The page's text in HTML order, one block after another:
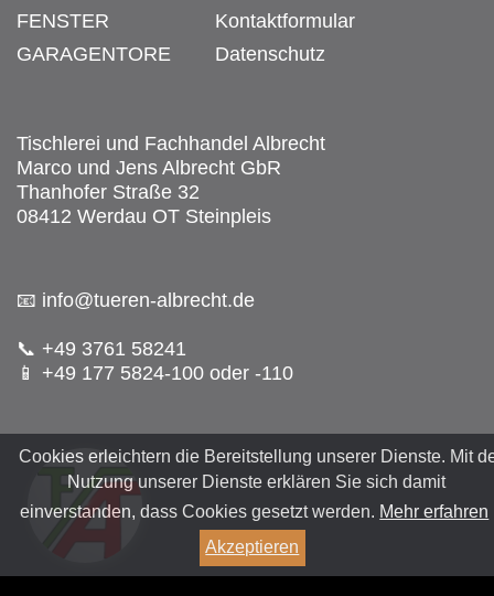
Cookies erleichtern die Bereitstellung unserer Dienste. Mit
Nutzung unserer Dienste erklären Sie sich damit
einverstanden, dass Cookies gesetzt werden. Mehr erfahren
Akzeptieren
FENSTER
GARAGENTORE
Kontaktformular
Datenschutz
Tischlerei und Fachhandel Albrecht
Marco und Jens Albrecht GbR
Thanhofer Straße 32
08412 Werdau OT Steinpleis
📧 info@tueren-albrecht.de
📞 +49 3761 58241
📱 +49 177 5824-100 oder -110